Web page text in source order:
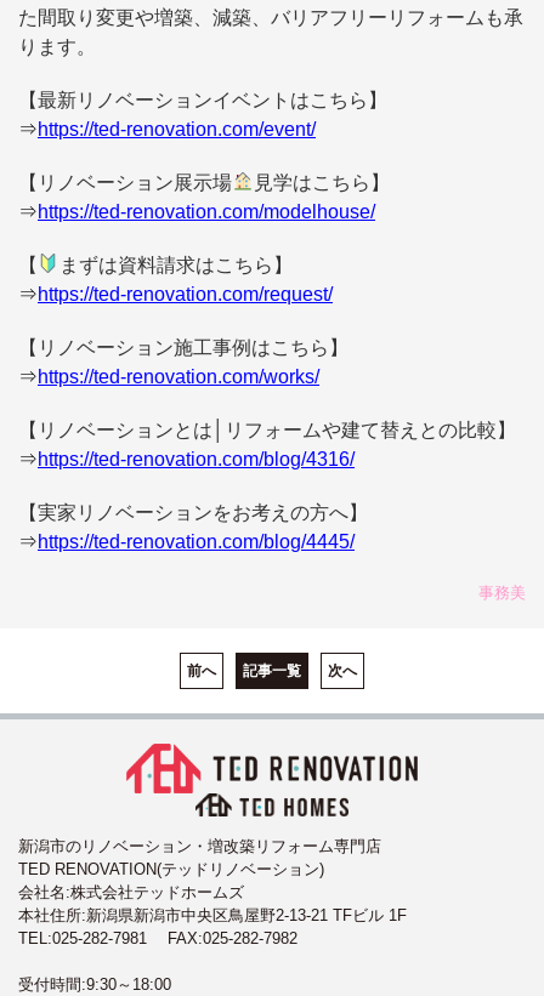
た間取り変更や増築、減築、バリアフリーリフォームも承
ります。
【最新リノベーションイベントはこちら】
⇒https://ted-renovation.com/event/
【リノベーション展示場
見学はこちら】
⇒https://ted-renovation.com/modelhouse/
【
まずは資料請求はこちら】
⇒https://ted-renovation.com/request/
【リノベーション施工事例はこちら】
⇒https://ted-renovation.com/works/
【リノベーションとは│リフォームや建て替えとの比較】
⇒https://ted-renovation.com/blog/4316/
【実家リノベーションをお考えの方へ】
⇒https://ted-renovation.com/blog/4445/
事務美
前へ 記事一覧 次へ
新潟市のリノベーション・増改築リフォーム専門店
TED RENOVATION(テッドリノベーション)
会社名:株式会社テッドホームズ
本社住所:新潟県新潟市中央区鳥屋野2-13-21 TFビル 1F
TEL:025-282-7981 FAX:025-282-7982
受付時間:9:30～18:00